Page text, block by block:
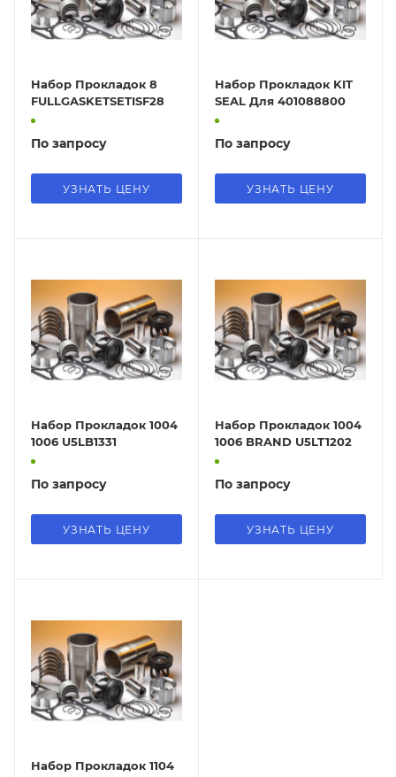
Набор Прокладок 8
FULLGASKETSETISF28
По запросу
УЗНАТЬ ЦЕНУ
Набор Прокладок KIT
SEAL Для 401088800
По запросу
УЗНАТЬ ЦЕНУ
Набор Прокладок 1004
1006 U5LB1331
По запросу
УЗНАТЬ ЦЕНУ
Набор Прокладок 1004
1006 BRAND U5LT1202
По запросу
УЗНАТЬ ЦЕНУ
Набор Прокладок 1104